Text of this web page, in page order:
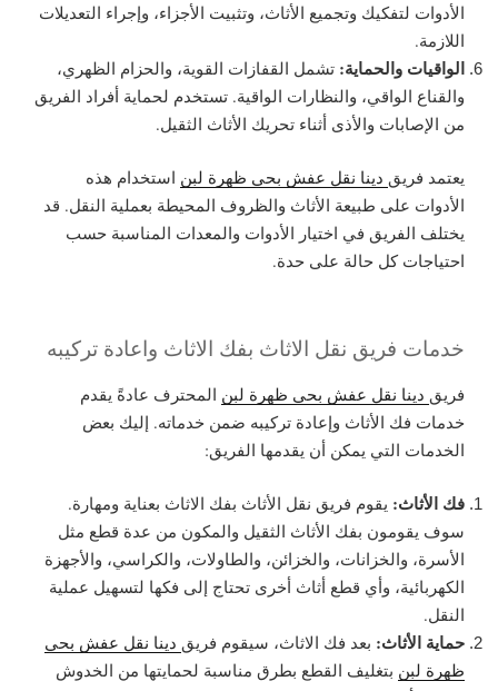
الأدوات لتفكيك وتجميع الأثاث، وتثبيت الأجزاء، وإجراء التعديلات
اللازمة.
الواقيات والحماية: تشمل القفازات القوية، والحزام الظهري،
والقناع الواقي، والنظارات الواقية. تستخدم لحماية أفراد الفريق
من الإصابات والأذى أثناء تحريك الأثاث الثقيل.
يعتمد فريق دينا نقل عفش بحي ظهرة لبن استخدام هذه
الأدوات على طبيعة الأثاث والظروف المحيطة بعملية النقل. قد
يختلف الفريق في اختيار الأدوات والمعدات المناسبة حسب
احتياجات كل حالة على حدة.
خدمات فريق نقل الاثاث بفك الاثاث واعادة تركيبه
فريق دينا نقل عفش بحي ظهرة لبن المحترف عادةً يقدم
خدمات فك الأثاث وإعادة تركيبه ضمن خدماته. إليك بعض
الخدمات التي يمكن أن يقدمها الفريق:
فك الأثاث: يقوم فريق نقل الأثاث بفك الاثاث بعناية ومهارة.
سوف يقومون بفك الأثاث الثقيل والمكون من عدة قطع مثل
الأسرة، والخزانات، والخزائن، والطاولات، والكراسي، والأجهزة
الكهربائية، وأي قطع أثاث أخرى تحتاج إلى فكها لتسهيل عملية
النقل.
حماية الأثاث: بعد فك الاثاث، سيقوم فريق دينا نقل عفش بحي
ظهرة لبن بتغليف القطع بطرق مناسبة لحمايتها من الخدوش